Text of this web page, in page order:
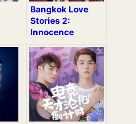
Bangkok Love
Stories 2:
Innocence